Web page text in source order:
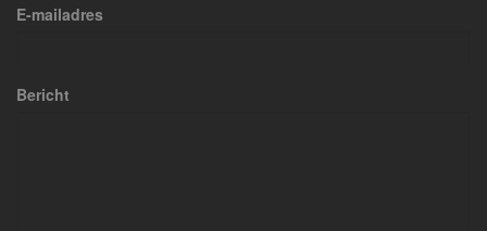
E-mailadres
Bericht